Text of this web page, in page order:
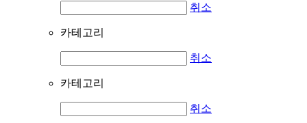
취소
카테고리
취소
카테고리
취소